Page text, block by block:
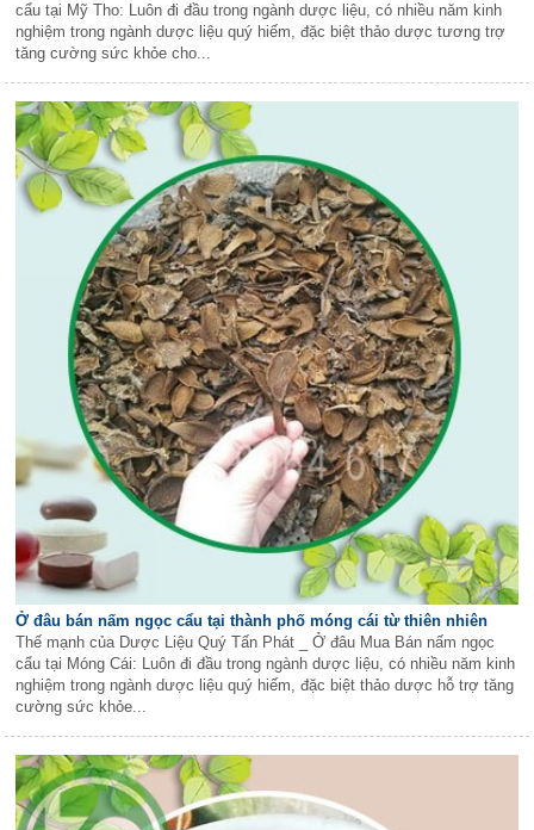
cẩu tại Mỹ Tho: Luôn đi đầu trong ngành dược liệu, có nhiều năm kinh
nghiệm trong ngành dược liệu quý hiếm, đặc biệt thảo dược tương trợ
tăng cường sức khỏe cho...
Ở đâu bán nấm ngọc cẩu tại thành phố móng cái từ thiên nhiên
Thế mạnh của Dược Liệu Quý Tấn Phát _ Ở đâu Mua Bán nấm ngọc
cẩu tại Móng Cái: Luôn đi đầu trong ngành dược liệu, có nhiều năm kinh
nghiệm trong ngành dược liệu quý hiếm, đặc biệt thảo dược hỗ trợ tăng
cường sức khỏe...